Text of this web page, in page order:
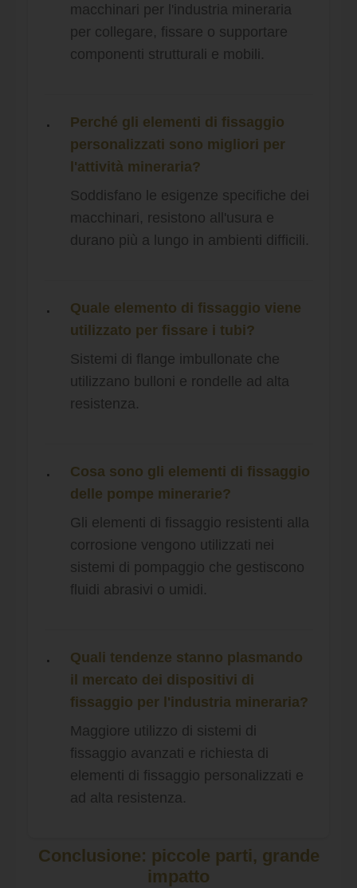
macchinari per l'industria mineraria
per collegare, fissare o supportare
componenti strutturali e mobili.
Perché gli elementi di fissaggio
personalizzati sono migliori per
l'attività mineraria?
Soddisfano le esigenze specifiche dei
macchinari, resistono all'usura e
durano più a lungo in ambienti difficili.
Quale elemento di fissaggio viene
utilizzato per fissare i tubi?
Sistemi di flange imbullonate che
utilizzano bulloni e rondelle ad alta
resistenza.
Cosa sono gli elementi di fissaggio
delle pompe minerarie?
Gli elementi di fissaggio resistenti alla
corrosione vengono utilizzati nei
sistemi di pompaggio che gestiscono
fluidi abrasivi o umidi.
Quali tendenze stanno plasmando
il mercato dei dispositivi di
fissaggio per l'industria mineraria?
Maggiore utilizzo di sistemi di
fissaggio avanzati e richiesta di
elementi di fissaggio personalizzati e
ad alta resistenza.
Conclusione: piccole parti, grande
impatto